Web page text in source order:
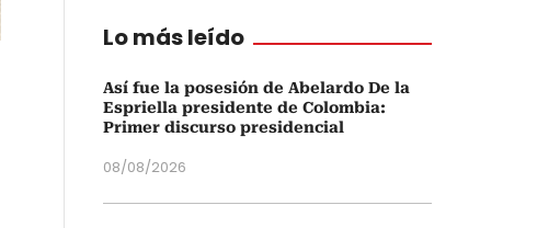
Lo más leído
Así fue la posesión de Abelardo De la
Espriella presidente de Colombia:
Primer discurso presidencial
08/08/2026